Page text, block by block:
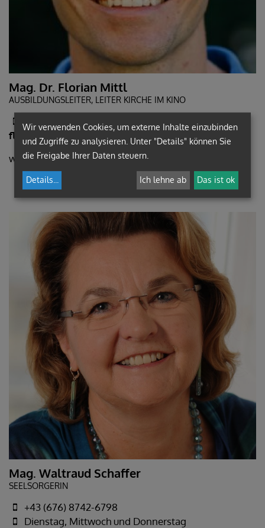
Mag. Dr. Florian Mittl
AUSBILDUNGSLEITER, LEITER KIRCHE IM KINO
+43 (676) 8742-6989
florian.mittl@graz-seckau.at
www.kircheimkino.com
Mag. Waltraud Schaffer
SEELSORGERIN
+43 (676) 8742-6798
Dienstag, Mittwoch und Donnerstag
Wir verwenden Cookies, um externe Inhalte einzubinden
und Zugriffe zu analysieren. Unter "Details" können Sie
die Freigabe Ihrer Daten steuern.
Details Ich lehne ab Das ist ok